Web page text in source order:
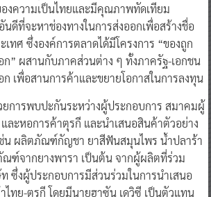
งความเป็นไทยและมีคุณภาพทัดเทียม
ดีที่จะหาช่องทางในการส่งออกเพื่อสร้างชื่อ
เทศ ซึ่งองค์การตลาดได้มีโครงการ “ของถูก
ก” ผสานกับภาคส่วนต่าง ๆ ทั้งภาครัฐ-เอกชน
เพื่อสานการค้าและขยายโอกาสในการลงทุน
ยการพบปะกันระหว่างผู้ประกอบการ สมาคมผู้
ละหอการค้าตุรกี และนำเสนอสินค้าตัวอย่าง
น ผลิตภัณฑ์กัญชา ยาสีฟันสมุนไพร น้ำปลาร้า
ณฑ์จากยางพารา เป็นต้น จากผู้ผลิตที่ร่วม
ซึ่งผู้ประกอบการมีส่วนร่วมในการนำเสนอ
ทย-ตุรกี โดยมีนายฮาซัน เดวิซี เป็นตัวแทน